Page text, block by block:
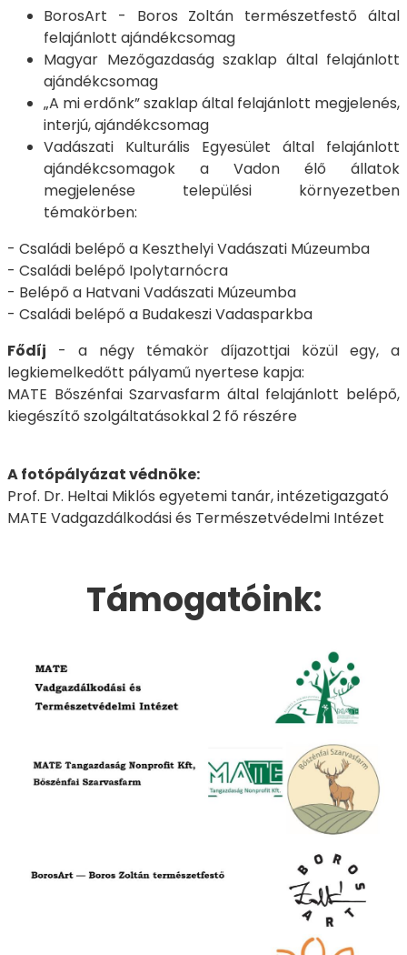
BorosArt - Boros Zoltán természetfestő által
felajánlott ajándékcsomag
Magyar Mezőgazdaság szaklap által felajánlott
ajándékcsomag
„A mi erdőnk” szaklap által felajánlott megjelenés,
interjú, ajándékcsomag
Vadászati Kulturális Egyesület által felajánlott
ajándékcsomagok a Vadon élő állatok
megjelenése települési környezetben
témakörben:
- Családi belépő a Keszthelyi Vadászati Múzeumba
- Családi belépő Ipolytarnócra
- Belépő a Hatvani Vadászati Múzeumba
- Családi belépő a Budakeszi Vadasparkba
Fődíj - a négy témakör díjazottjai közül egy, a
legkiemelkedőtt pályamű nyertese kapja:
MATE Bőszénfai Szarvasfarm által felajánlott belépő,
kiegészítő szolgáltatásokkal 2 fő részére
A fotópályázat védnöke:
Prof. Dr. Heltai Miklós egyetemi tanár, intézetigazgató
MATE Vadgazdálkodási és Természetvédelmi Intézet
Támogatóink: